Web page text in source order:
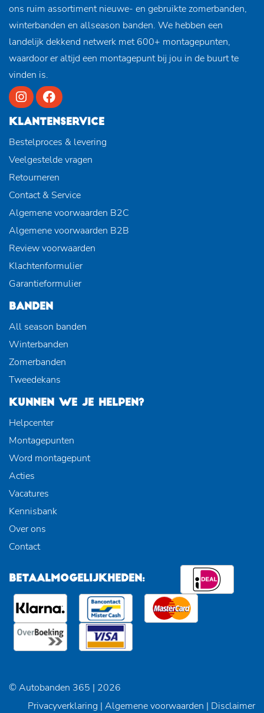
ons ruim assortiment nieuwe- en gebruikte zomerbanden,
winterbanden en allseason banden. We hebben een
landelijk dekkend netwerk met 600+ montagepunten,
waardoor er altijd een montagepunt bij jou in de buurt te
vinden is.
KLANTENSERVICE
Bestelproces & levering
Veelgestelde vragen
Retourneren
Contact & Service
Algemene voorwaarden B2C
Algemene voorwaarden B2B
Review voorwaarden
Klachtenformulier
Garantieformulier
BANDEN
All season banden
Winterbanden
Zomerbanden
Tweedekans
KUNNEN WE JE HELPEN?
Helpcenter
Montagepunten
Word montagepunt
Acties
Vacatures
Kennisbank
Over ons
Contact
BETAALMOGELIJKHEDEN:
© Autobanden 365 | 2026
Privacyverklaring | Algemene voorwaarden | Disclaimer